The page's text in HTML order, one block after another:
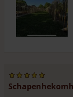
specificaties en
Bij deze
Wilt u laten
de producten
kosten als wij